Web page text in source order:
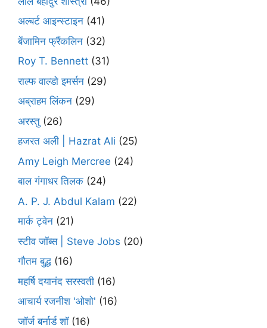
अल्बर्ट आइन्स्टाइन (41)
बेंजामिन फ्रैंकलिन (32)
Roy T. Bennett (31)
राल्फ वाल्डो इमर्सन (29)
अब्राहम लिंकन (29)
अरस्तु (26)
हजरत अली | Hazrat Ali (25)
Amy Leigh Mercree (24)
बाल गंगाधर तिलक (24)
A. P. J. Abdul Kalam (22)
मार्क ट्वेन (21)
स्टीव जॉब्स | Steve Jobs (20)
गौतम बुद्ध (16)
महर्षि दयानंद सरस्वती (16)
आचार्य रजनीश 'ओशो' (16)
जॉर्ज बर्नार्ड शॉ(16)